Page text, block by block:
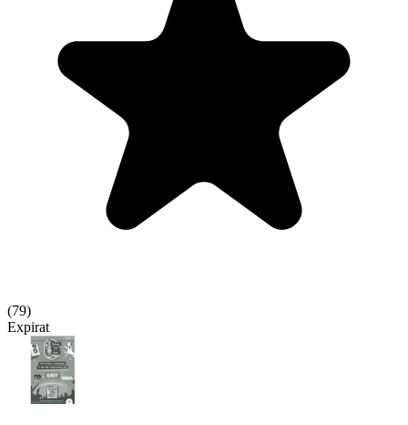
(79)
Expirat